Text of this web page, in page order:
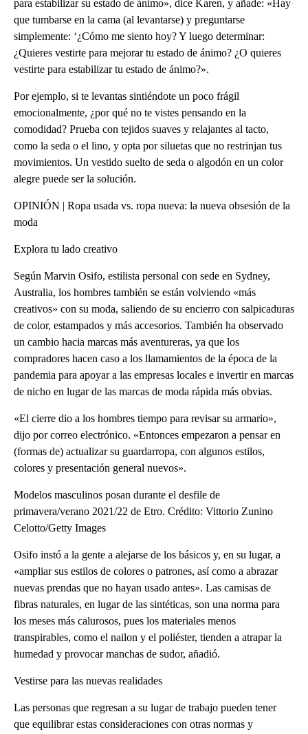
para estabilizar su estado de ánimo», dice Karen, y añade: «Hay
que tumbarse en la cama (al levantarse) y preguntarse
simplemente: ‘¿Cómo me siento hoy? Y luego determinar:
¿Quieres vestirte para mejorar tu estado de ánimo? ¿O quieres
vestirte para estabilizar tu estado de ánimo?».
Por ejemplo, si te levantas sintiéndote un poco frágil
emocionalmente, ¿por qué no te vistes pensando en la
comodidad? Prueba con tejidos suaves y relajantes al tacto,
como la seda o el lino, y opta por siluetas que no restrinjan tus
movimientos. Un vestido suelto de seda o algodón en un color
alegre puede ser la solución.
OPINIÓN | Ropa usada vs. ropa nueva: la nueva obsesión de la
moda
Explora tu lado creativo
Según Marvin Osifo, estilista personal con sede en Sydney,
Australia, los hombres también se están volviendo «más
creativos» con su moda, saliendo de su encierro con salpicaduras
de color, estampados y más accesorios. También ha observado
un cambio hacia marcas más aventureras, ya que los
compradores hacen caso a los llamamientos de la época de la
pandemia para apoyar a las empresas locales e invertir en marcas
de nicho en lugar de las marcas de moda rápida más obvias.
«El cierre dio a los hombres tiempo para revisar su armario»,
dijo por correo electrónico. «Entonces empezaron a pensar en
(formas de) actualizar su guardarropa, con algunos estilos,
colores y presentación general nuevos».
Modelos masculinos posan durante el desfile de
primavera/verano 2021/22 de Etro. Crédito: Vittorio Zunino
Celotto/Getty Images
Osifo instó a la gente a alejarse de los básicos y, en su lugar, a
«ampliar sus estilos de colores o patrones, así como a abrazar
nuevas prendas que no hayan usado antes». Las camisas de
fibras naturales, en lugar de las sintéticas, son una norma para
los meses más calurosos, pues los materiales menos
transpirables, como el nailon y el poliéster, tienden a atrapar la
humedad y provocar manchas de sudor, añadió.
Vestirse para las nuevas realidades
Las personas que regresan a su lugar de trabajo pueden tener
que equilibrar estas consideraciones con otras normas y